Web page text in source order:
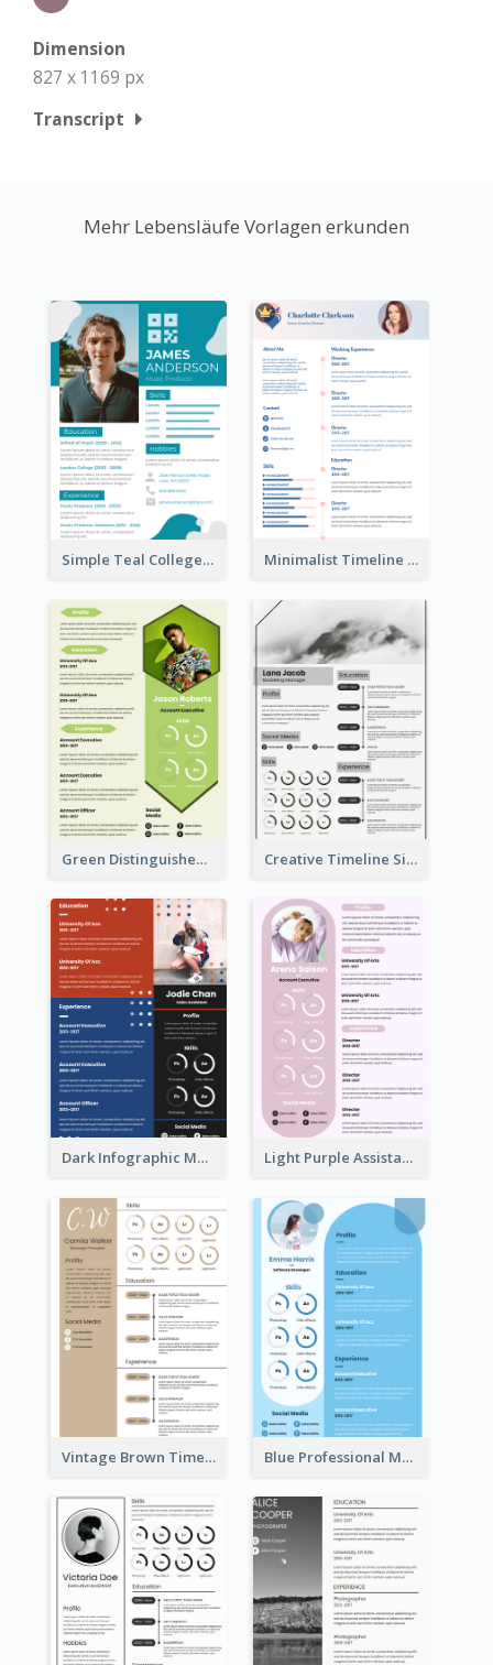
Dimension
827 x 1169 px
Transcript
Mehr Lebensläufe Vorlagen erkunden
Simple Teal College Student Resume Minimalist Timeline Medical Student Resume
Green Distinguished Resume Creative Timeline Simple Resume
Dark Infographic Marketing Assistant Resume Light Purple Assistant Resume
Vintage Brown Timeline Resume Blue Professional Marketing Resume